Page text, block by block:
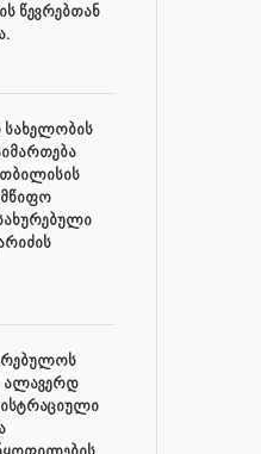
წევრებთან
სახელობის
ალავერდ